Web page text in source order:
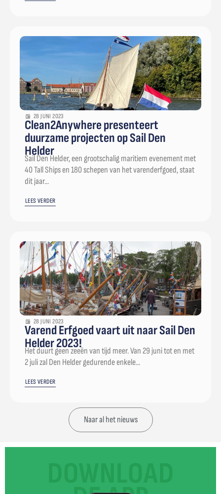
28 JUNI 2023
Clean2Anywhere presenteert
duurzame projecten op Sail Den
Helder
Sail Den Helder, een grootschalig maritiem evenement met
40 Tall Ships en 180 schepen van het varenderfgoed, staat
dit jaar...
LEES VERDER
28 JUNI 2023
Varend Erfgoed vaart uit naar Sail Den
Helder 2023!
Het duurt geen zeeën van tijd meer. Van 29 juni tot en met
2 juli zal Den Helder gedurende enkele...
LEES VERDER
Naar al het nieuws